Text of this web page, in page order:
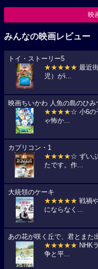
映
みんなの映画レビュー
トイ・ストーリー5
★★★★★ 最近
児）がi...
映画ちいかわ 人魚の島のひみ
★★★★☆ 小6の
ゃ怖か...
カプリコン・1
★★★★☆ ずい
たです。作...
大統領のケーキ
★★★★★ 戦禍
にならなく...
あの花が咲く丘で、君とまた
★★★★★ NHK
争と平...